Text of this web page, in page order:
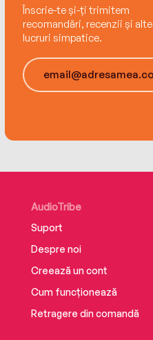
Înscrie-te și-ți trimitem
recomandări, recenzii și alte
lucruri simpatice.
AudioTribe
Suport
Despre noi
Creează un cont
Cum funcționează
Retragere din comandă